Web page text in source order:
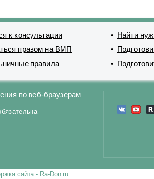
к консультации
Найти
правом на ВМП
правила
по веб-браузерам
сайта - Ra-Don.ru